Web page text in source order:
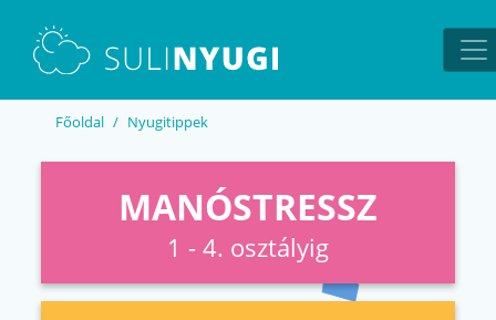
Főoldal Nyugitippek
MANÓSTRESSZ
1 - 4. osztályig